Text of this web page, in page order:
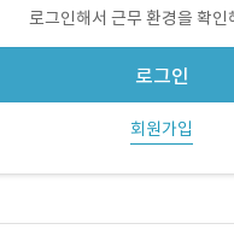
로그인해서 근무 환경을 확인
로그인
회원가입